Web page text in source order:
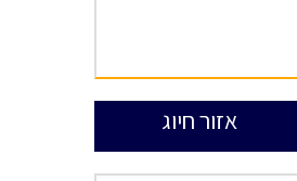
אזור חיוג